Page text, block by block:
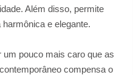
Além disso, permite
e elegante.
um pouco mais caro que as
compensa o